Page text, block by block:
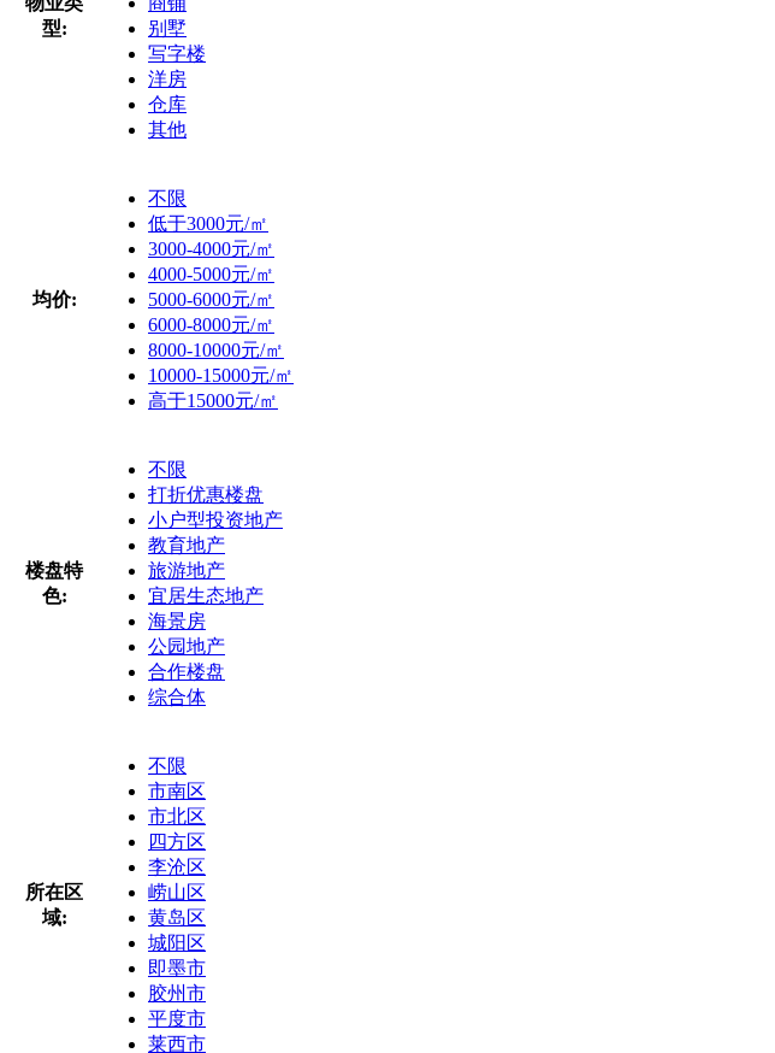
型:
别墅
写字楼
洋房
仓库
其他
均价:
不限
低于3000元/㎡
3000-4000元/㎡
4000-5000元/㎡
5000-6000元/㎡
6000-8000元/㎡
8000-10000元/㎡
10000-15000元/㎡
高于15000元/㎡
楼盘特
色:
不限
打折优惠楼盘
小户型投资地产
教育地产
旅游地产
宜居生态地产
海景房
公园地产
合作楼盘
综合体
所在区
域:
不限
市南区
市北区
四方区
李沧区
崂山区
黄岛区
城阳区
即墨市
胶州市
平度市
莱西市